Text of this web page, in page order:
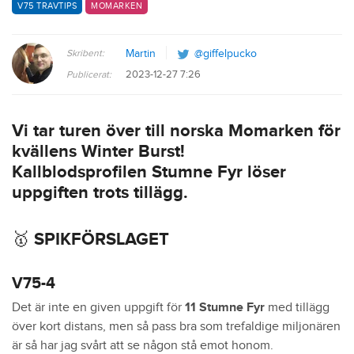
V75 TRAVTIPS MOMARKEN
Skribent: Martin @giffelpucko
Publicerat: 2023-12-27 7:26
Vi tar turen över till norska Momarken för
kvällens Winter Burst!
Kallblodsprofilen Stumne Fyr löser
uppgiften trots tillägg.
🥇 SPIKFÖRSLAGET
V75-4
Det är inte en given uppgift för 11 Stumne Fyr med tillägg
över kort distans, men så pass bra som trefaldige miljonären
är så har jag svårt att se någon stå emot honom.